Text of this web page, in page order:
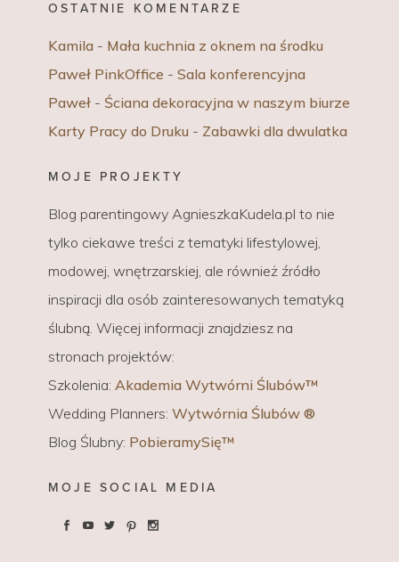
OSTATNIE KOMENTARZE
Kamila - Mała kuchnia z oknem na środku
Paweł PinkOffice - Sala konferencyjna
Paweł - Ściana dekoracyjna w naszym biurze
Karty Pracy do Druku - Zabawki dla dwulatka
MOJE PROJEKTY
Blog parentingowy AgnieszkaKudela.pl to nie
tylko ciekawe treści z tematyki lifestylowej,
modowej, wnętrzarskiej, ale również źródło
inspiracji dla osób zainteresowanych tematyką
ślubną. Więcej informacji znajdziesz na
stronach projektów:
Szkolenia: Akademia Wytwórni Ślubów™
Wedding Planners: Wytwórnia Ślubów ®
Blog Ślubny: PobieramySię™
MOJE SOCIAL MEDIA